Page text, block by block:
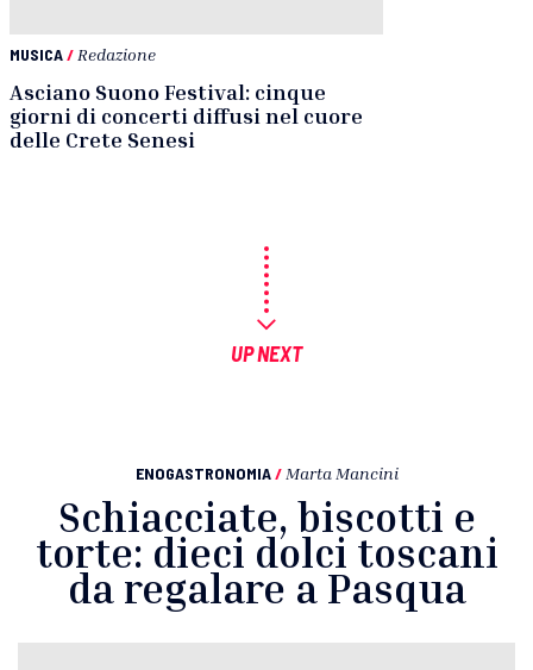
MUSICA/ Redazione
Asciano Suono Festival: cinque
giorni di concerti diffusi nel cuore
delle Crete Senesi
UP NEXT
ENOGASTRONOMIA / Marta Mancini
Schiacciate, biscotti e
torte: dieci dolci toscani
da regalare a Pasqua